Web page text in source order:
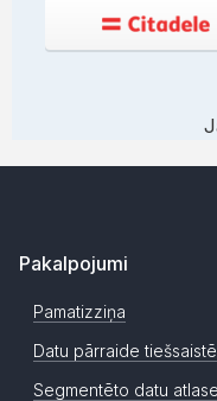
Pakalpojumi
Pamatizziņa
Datu pārraide tiešsaistē
Segmentēto datu atlase